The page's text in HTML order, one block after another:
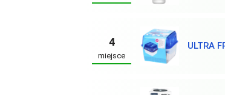
4
miejsce
ULTRA